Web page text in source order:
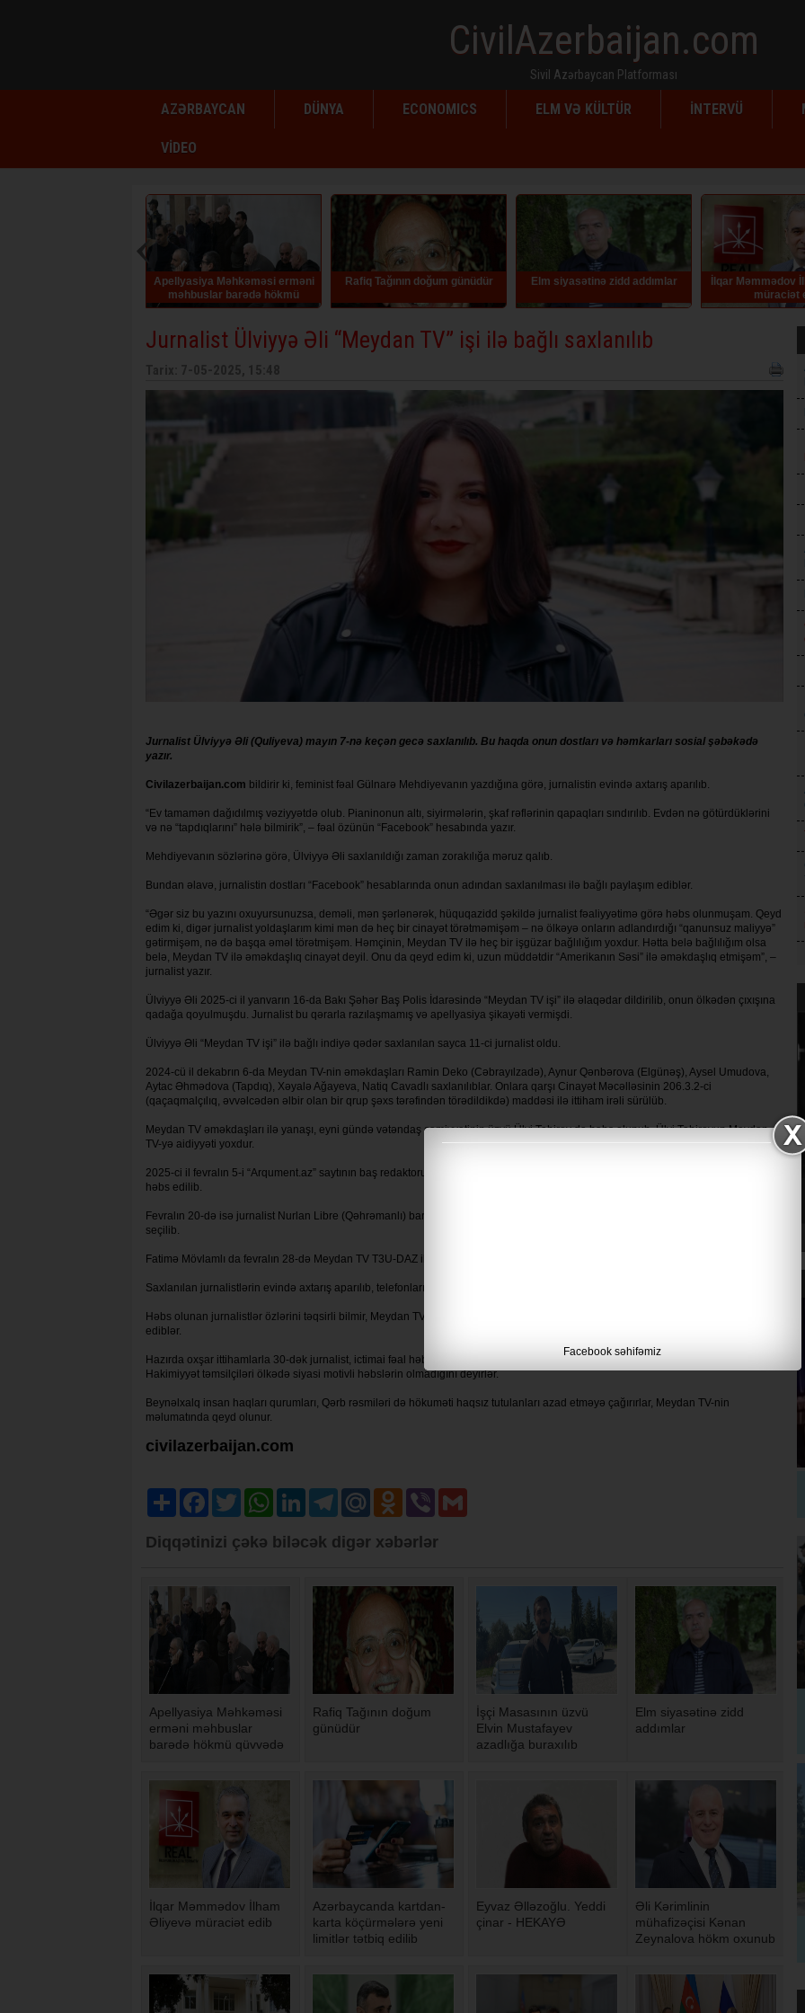
CivilAzerbaijan.com
Sivil Azərbaycan Platforması
AZƏRBAYCAN DÜNYA ECONOMICS ELM VƏ KÜLTÜR İNTERVÜ
VİDEO
Apellyasiya Məhkəməsi erməni
Rafiq Tağının doğum günüdür Elm siyasətinə zidd addımlar
İlqar Məmmədov İlham Əliyevə
Jurnalist Ülviyyə Əli “Meydan TV” işi ilə bağlı saxlanılıb
Jurnalist Ülviyyə Əli (Quliyeva) mayın 7-nə keçən gecə saxlanılıb. Bu haqda onun dostları və həmkarları sosial şəbəkədə
yazır.
Civilazerbaijan.com bildirir ki, feminist fəal Gülnarə Mehdiyevanın yazdığına görə, jurnalistin evində axtarış aparılıb.
“Ev tamamən dağıdılmış vəziyyətdə olub. Pianinonun altı, siyirmələrin, şkaf rəflərinin qapaqları sındırılıb. Evdən nə götürdüklərini
və nə “tapdıqlarını” hələ bilmirik”, – fəal özünün “Facebook” hesabında yazır.
Mehdiyevanın sözlərinə görə, Ülviyyə Əli saxlanıldığı zaman zorakılığa məruz qalıb.
Bundan əlavə, jurnalistin dostları “Facebook” hesablarında onun adından saxlanılması ilə bağlı paylaşım ediblər.
“Əgər siz bu yazını oxuyursunuzsa, deməli, mən şərlənərək, hüquqazidd şəkildə jurnalist fəaliyyətimə görə həbs olunmuşam. Qeyd
edim ki, digər jurnalist yoldaşlarım kimi mən də heç bir cinayət törətməmişəm – nə ölkəyə onların adlandırdığı “qanunsuz maliyyə”
gətirmişəm, nə də başqa əməl törətmişəm. Həmçinin, Meydan TV ilə heç bir işgüzar bağlılığım yoxdur. Hətta belə bağlılığım olsa
belə, Meydan TV ilə əməkdaşlıq cinayət deyil. Onu da qeyd edim ki, uzun müddətdir “Amerikanın Səsi” ilə əməkdaşlıq etmişəm”, –
jurnalist yazır.
Ülviyyə Əli 2025-ci il yanvarın 16-da Bakı Şəhər Baş Polis İdarəsində “Meydan TV işi” ilə əlaqədar dildirilib, onun ölkədən çıxışına
qadağa qoyulmuşdu. Jurnalist bu qərarla razılaşmamış və apellyasiya şikayəti vermişdi.
Ülviyyə Əli “Meydan TV işi” ilə bağlı indiyə qədər saxlanılan sayca 11-ci jurnalist oldu.
2024-cü il dekabrın 6-da Meydan TV-nin əməkdaşları Ramin Deko (Cəbrayılzadə), Aynur Qənbərova (Elgünəş), Aysel Umudova,
Aytac Əhmədova (Tapdıq), Xəyalə Ağayeva, Natiq Cavadlı saxlanılıblar. Onlara qarşı Cinayət Məcəlləsinin 206.3.2-ci
(qaçaqmalçılıq, əvvəlcədən əlbir olan bir qrup şəxs tərəfindən törədildikdə) maddəsi ilə ittiham irəli sürülüb.
Meydan TV əməkdaşları ilə yanaşı, eyni gündə vətəndaş cəmiyyətinin üzvü Ülvi Tahirov da həbs olunub. Ülvi Tahirovun Meydan
TV-yə aidiyyəti yoxdur.
2025-ci il fevralın 5-i “Arqument.az” saytının baş redaktoru, Meydan TV ilə əməkdaşlıq edən jurnalist Şəmşad Ağayev (Ağa) də
həbs edilib.
Fevralın 20-də isə jurnalist Nurlan Libre (Qəhrəmanlı) barəsində Meydan TV ilə əlaqəli cinayət işinə görə həbs qətimkan tədbiri
seçilib.
Fatimə Mövlamlı da fevralın 28-də Meydan TV T3U-DAZ ilə əlaqəli cinayət işinə görə həbs edilib.
Saxlanılan jurnalistlərin evində axtarış aparılıb, telefonları, kompüterləri və digər şəxsi əşyaları götürülüb.
Həbs olunan jurnalistlər özlərini təqsirli bilmir, Meydan TV əməkdaşlarının tənqidçi fəaliyyətlərinə görə cəzalandırıldıqlarını bəyan
ediblər.
Hazırda oxşar ittihamlarla 30-dək jurnalist, ictimai fəal həbsdədir. Onlar ittihamı qəbul etmir, peşə fəaliyyətləri ilə əlaqələndirirlər.
Hakimiyyət təmsilçiləri ölkədə siyasi motivli həbslərin olmadığını deyirlər.
Beynəlxalq insan haqları qurumları, Qərb rəsmiləri də hökuməti haqsız tutulanları azad etməyə çağırırlar, Meydan TV-nin
məlumatında qeyd olunur.
civilazerbaijan.com
Share FacebookTwitter WhatsAppLinkedInTelegramMail.Ru Odnoklassniki
Viber
Diqqətinizi çəkə biləcək digər xəbərlər
Apellyasiya Məhkəməsi
erməni məhbuslar
barədə hökmü qüvvədə
Rafiq Tağının doğum
günüdür
İşçi Masasının üzvü
Elvin Mustafayev
azadlığa buraxılıb
Elm siyasətinə zidd
addımlar
İlqar Məmmədov İlham
Əliyevə müraciət edib
Azərbaycanda kartdan-
karta köçürmələrə yeni
limitlər tətbiq edilib
Eyvaz Əlləzoğlu. Yeddi
çinar - HEKAYƏ
Əli Kərimlinin
mühafizəçisi Kənan
Zeynalova hökm oxunub
Facebook səhifəmiz